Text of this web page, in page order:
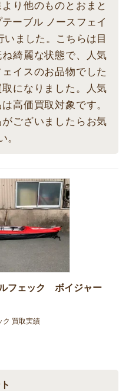
り他のものとおまと
ーブル ノースフェイ
いました。こちらは目
綺麗な状態で、人気
イスのお品物でした
になりました。人気
高価買取対象です。
ございましたらお気
。
フェック ボイジャー
ク 買取実績